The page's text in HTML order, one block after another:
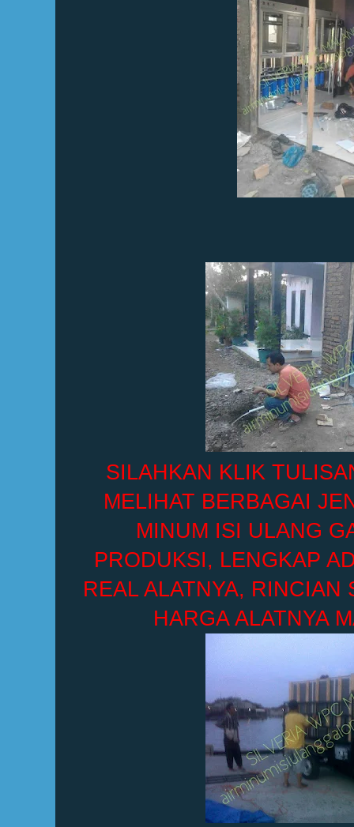
SILAHKAN KLIK
MELIHAT BERBAGAI
MINUM ISI ULANG
PRODUKSI, LENGKAP
REAL ALATNYA, RINCIAN
HARGA ALATNYA